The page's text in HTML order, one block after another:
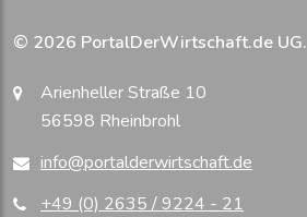
© 2026 PortalDerWirtschaft.de UG.
Arienheller Straße 10
56598 Rheinbrohl
info@portalderwirtschaft.de
+49 (0) 2635 / 9224 - 21